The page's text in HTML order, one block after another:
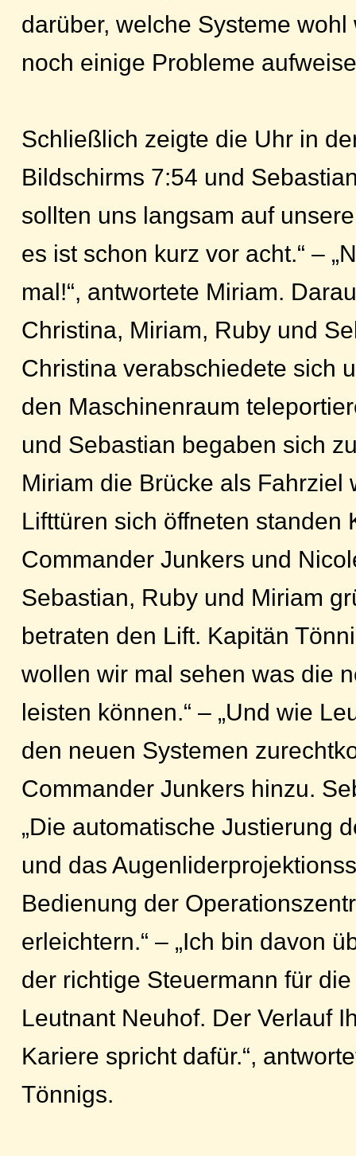
darüber, welche Systeme wohl
noch einige Probleme
Schließlich zeigte die Uhr in
Bildschirms 7:54 und
sollten uns langsam auf
es ist schon kurz vor acht.“ –
mal!“, antwortete Miriam.
Christina, Miriam, Ruby und
Christina verabschiedete sich
den Maschinenraum
und Sebastian begaben sich
Miriam die Brücke als Fahrziel
Lifttüren sich öffneten standen
Commander Junkers und
Sebastian, Ruby und Miriam
betraten den Lift. Kapitän
wollen wir mal sehen was die
leisten können.“ – „Und wie
den neuen Systemen
Commander Junkers hinzu.
„Die automatische Justierung
und das
Bedienung der
erleichtern.“ – „Ich bin davon
der richtige Steuermann für
Leutnant Neuhof. Der Verlauf
Kariere spricht dafür.“,
Tönnigs.